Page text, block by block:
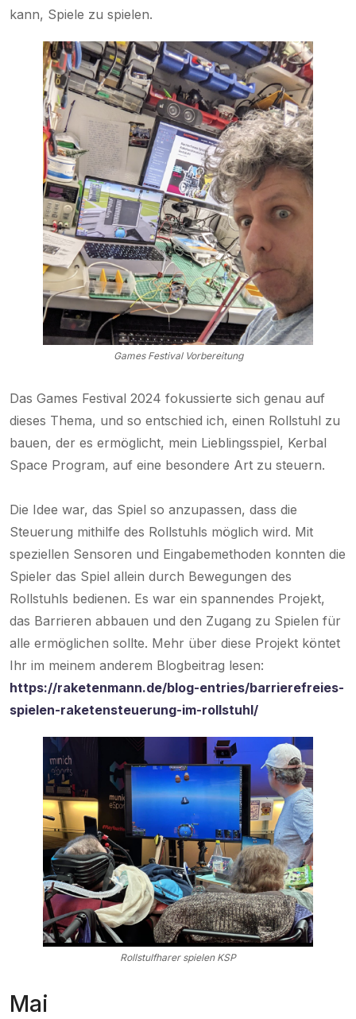
kann, Spiele zu spielen.
Games Festival Vorbereitung
Das Games Festival 2024 fokussierte sich genau auf
dieses Thema, und so entschied ich, einen Rollstuhl zu
bauen, der es ermöglicht, mein Lieblingsspiel, Kerbal
Space Program, auf eine besondere Art zu steuern.
Die Idee war, das Spiel so anzupassen, dass die
Steuerung mithilfe des Rollstuhls möglich wird. Mit
speziellen Sensoren und Eingabemethoden konnten die
Spieler das Spiel allein durch Bewegungen des
Rollstuhls bedienen. Es war ein spannendes Projekt,
das Barrieren abbauen und den Zugang zu Spielen für
alle ermöglichen sollte. Mehr über diese Projekt köntet
Ihr im meinem anderem Blogbeitrag lesen:
https://raketenmann.de/blog-entries/barrierefreies-
spielen-raketensteuerung-im-rollstuhl/
Rollstulfharer spielen KSP
Mai